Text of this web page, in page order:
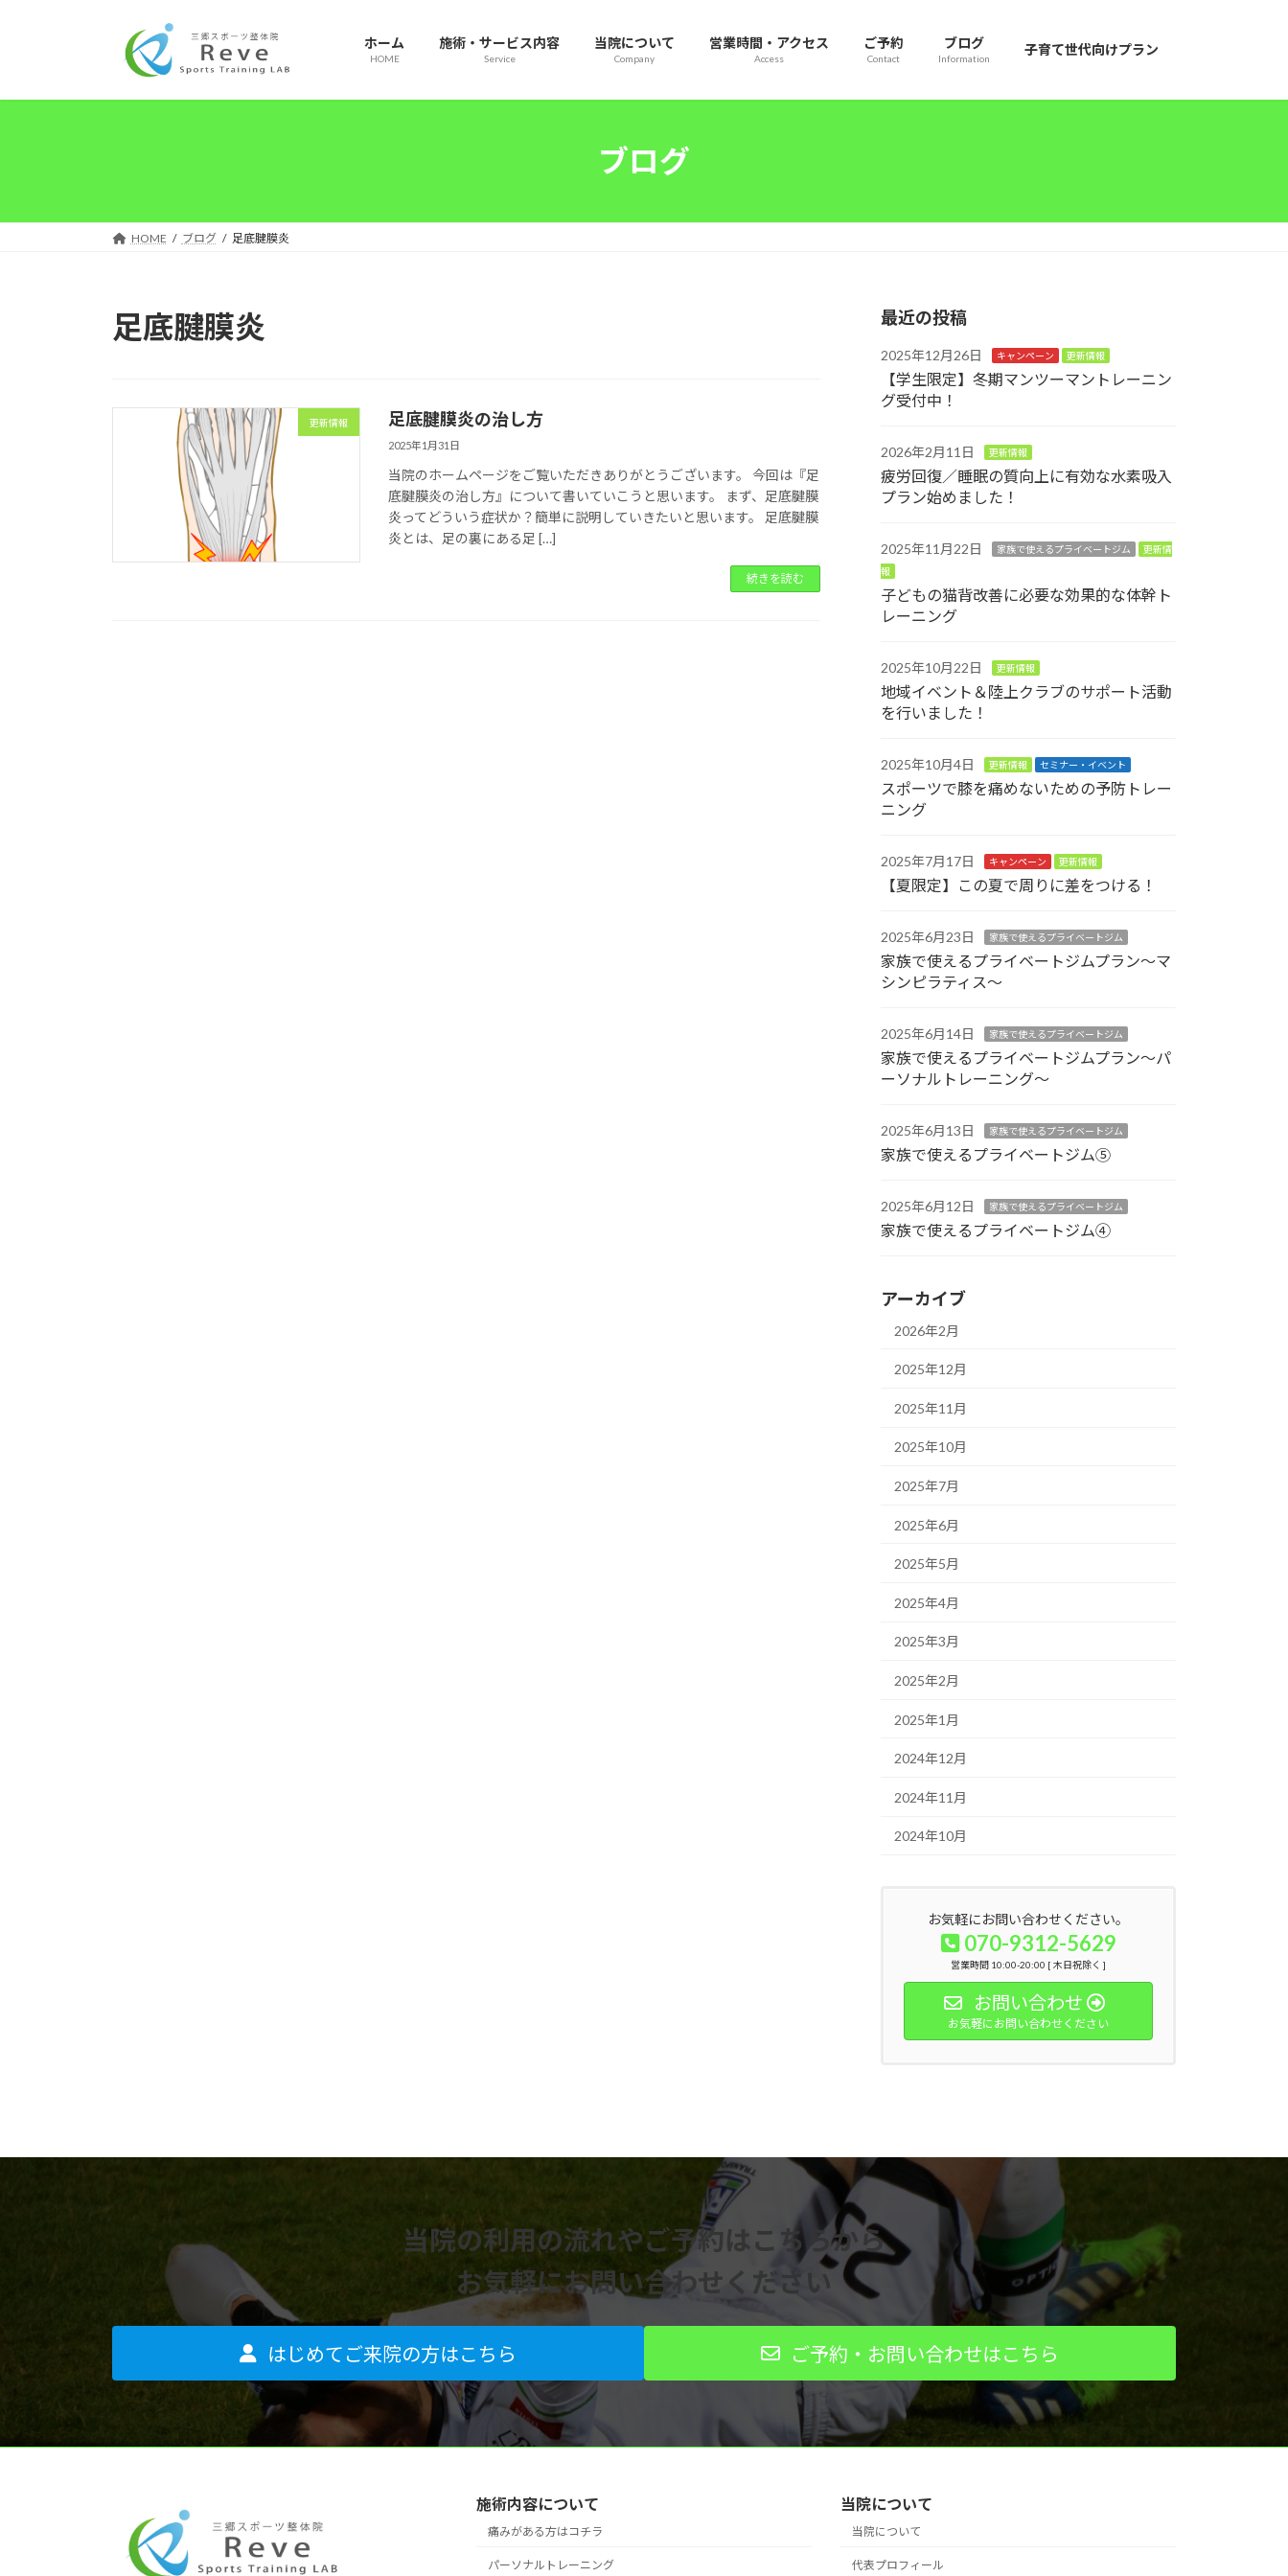
ツ
プ
シ
動
ホーム
HOME
施術・サービス内容
Service
当院について
Company
営業時間・アクセス
Access
ご予約
Contact
ブログ
Information
子育て世代向けプラン
ブログ
HOME ブログ 足底腱膜炎
足底腱膜炎
更新情報 足底腱膜炎の治し方
2025年1月31日
当院のホームページをご覧いただきありがとうございます。 今回は『足
底腱膜炎の治し方』について書いていこうと思います。 まず、足底腱膜
炎ってどういう症状か？簡単に説明していきたいと思います。 足底腱膜
炎とは、足の裏にある足 […]
続きを読む
最近の投稿
2025年12月26日 キャンペーン 更新情報
【学生限定】冬期マンツーマントレーニン
グ受付中！
2026年2月11日 更新情報
疲労回復／睡眠の質向上に有効な水素吸入
プラン始めました！
2025年11月22日 家族で使えるプライベートジム
更新情
報
子どもの猫背改善に必要な効果的な体幹ト
レーニング
2025年10月22日 更新情報
地域イベント＆陸上クラブのサポート活動
を行いました！
2025年10月4日 更新情報 セミナー・イベント
スポーツで膝を痛めないための予防トレー
ニング
2025年7月17日 キャンペーン 更新情報
【夏限定】この夏で周りに差をつける！
2025年6月23日 家族で使えるプライベートジム
家族で使えるプライベートジムプラン～マ
シンピラティス～
2025年6月14日 家族で使えるプライベートジム
家族で使えるプライベートジムプラン～パ
ーソナルトレーニング～
2025年6月13日 家族で使えるプライベートジム
家族で使えるプライベートジム⑤
2025年6月12日 家族で使えるプライベートジム
家族で使えるプライベートジム④
アーカイブ
2026年2月
2025年12月
2025年11月
2025年10月
2025年7月
2025年6月
2025年5月
2025年4月
2025年3月
2025年2月
2025年1月
2024年12月
2024年11月
2024年10月
お気軽にお問い合わせください。
070-9312-5629
営業時間 10:00-20:00 [ 木日祝除く ]
お問い合わせ
お気軽にお問い合わせください
当院の利用の流れやご予約はこちらから
お気軽にお問い合わせください
はじめてご来院の方はこちら ご予約・お問い合わせはこちら
施術内容について
痛みがある方はコチラ
パーソナルトレーニング
当院について
当院について
代表プロフィール